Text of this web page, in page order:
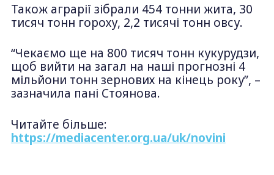
Також аграрії зібрали 454 тонни жита, 30
тисяч тонн гороху, 2,2 тисячі тонн овсу.
“Чекаємо ще на 800 тисяч тонн кукурудзи,
щоб вийти на загал на наші прогнозні 4
мільйони тонн зернових на кінець року”, –
зазначила пані Стоянова.
Читайте більше:
https://mediacenter.org.ua/uk/novini